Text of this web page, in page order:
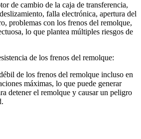
de cambio de la caja de transferencia,
falla electrónica, apertura del
problemas con los frenos del remolque,
lo que plantea múltiples riesgos de
de los frenos del remolque:
de los frenos del remolque incluso en
máximas, lo que puede generar
detener el remolque y causar un peligro